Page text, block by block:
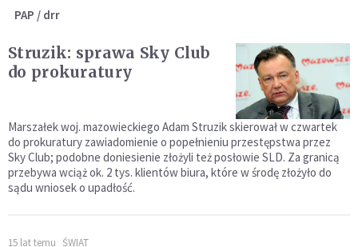
PAP / drr
Struzik: sprawa Sky Club
do prokuratury
Marszałek woj. mazowieckiego Adam Struzik skierował w czwartek
do prokuratury zawiadomienie o popełnieniu przestępstwa przez
Sky Club; podobne doniesienie złożyli też posłowie SLD. Za granicą
przebywa wciąż ok. 2 tys. klientów biura, które w środę złożyło do
sądu wniosek o upadłość.
15 lat temu ŚWIAT